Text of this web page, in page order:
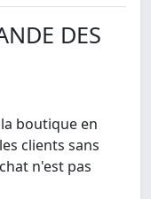
DES
boutique en
clients sans
n'est pas